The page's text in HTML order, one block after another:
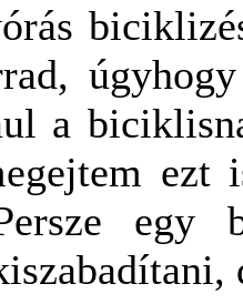
a
ezt
Persze